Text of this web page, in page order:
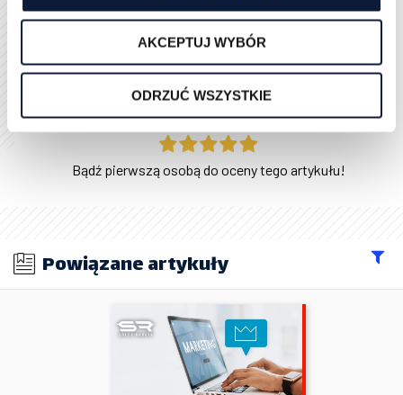
AKCEPTUJ WYBÓR
ODRZUĆ WSZYSTKIE
Pominięcie możliwości aktualizacji – niektóre
artykuły można skutecznie odświeżyć, zamiast
usuwać je całkowicie.
Oceń ten artykuł
Bądź pierwszą osobą do oceny tego artykułu!
Powiązane artykuły